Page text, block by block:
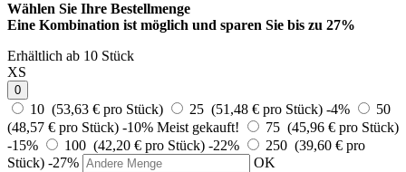
Wählen Sie Ihre Bestellmenge
Eine Kombination ist möglich und sparen Sie bis zu 27%
Erhältlich ab 10 Stück
XS
0
10 (53,63 € pro Stück) 25 (51,48 € pro Stück) -4%
50
(48,57 € pro Stück) -10% Meist gekauft!
75 (45,96 € pro Stück)
-15%
100 (42,20 € pro Stück) -22%
250 (39,60 € pro
Stück) -27%
OK